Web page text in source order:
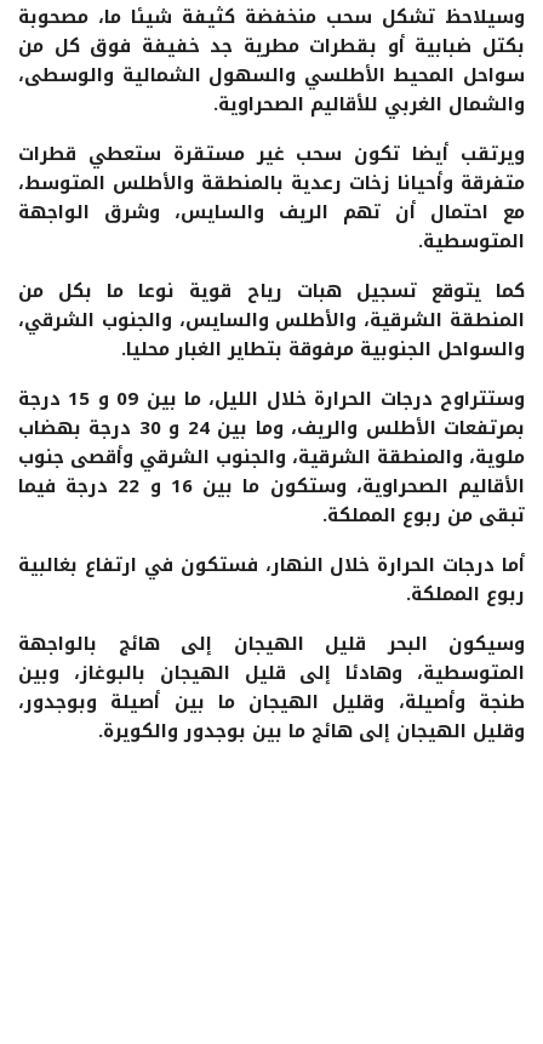
وسيلاحظ تشكل سحب منخفضة كثيفة شيئا ما، مصحوبة
بكتل ضبابية أو بقطرات مطرية جد خفيفة فوق كل من
سواحل المحيط الأطلسي والسهول الشمالية والوسطى،
والشمال الغربي للأقاليم الصحراوية.
ويرتقب أيضا تكون سحب غير مستقرة ستعطي قطرات
متفرقة وأحيانا زخات رعدية بالمنطقة والأطلس المتوسط،
مع احتمال أن تهم الريف والسايس، وشرق الواجهة
المتوسطية.
كما يتوقع تسجيل هبات رياح قوية نوعا ما بكل من
المنطقة الشرقية، والأطلس والسايس، والجنوب الشرقي،
والسواحل الجنوبية مرفوقة بتطاير الغبار محليا.
وستتراوح درجات الحرارة خلال الليل، ما بين 09 و 15 درجة
بمرتفعات الأطلس والريف، وما بين 24 و 30 درجة بهضاب
ملوية، والمنطقة الشرقية، والجنوب الشرقي وأقصى جنوب
الأقاليم الصحراوية، وستكون ما بين 16 و 22 درجة فيما
تبقى من ربوع المملكة.
أما درجات الحرارة خلال النهار، فستكون في ارتفاع بغالبية
ربوع المملكة.
وسيكون البحر قليل الهيجان إلى هائج بالواجهة
المتوسطية، وهادئا إلى قليل الهيجان بالبوغاز، وبين
طنجة وأصيلة، وقليل الهيجان ما بين أصيلة وبوجدور،
وقليل الهيجان إلى هائج ما بين بوجدور والكويرة.